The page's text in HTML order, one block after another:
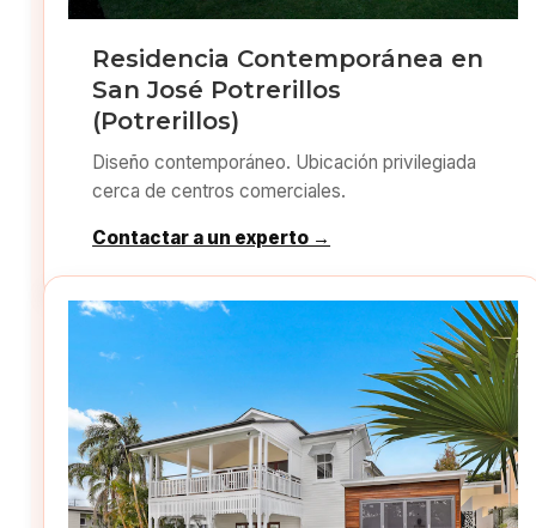
Residencia Contemporánea en
San José Potrerillos
(Potrerillos)
Diseño contemporáneo. Ubicación privilegiada
cerca de centros comerciales.
Contactar a un experto →